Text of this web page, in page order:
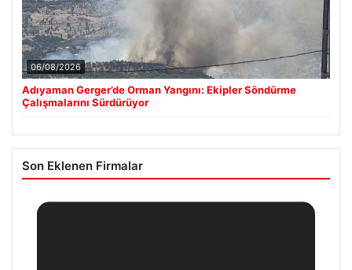
06/08/2026
Adıyaman Gerger’de Orman Yangını: Ekipler Söndürme
Çalışmalarını Sürdürüyor
Son Eklenen Firmalar